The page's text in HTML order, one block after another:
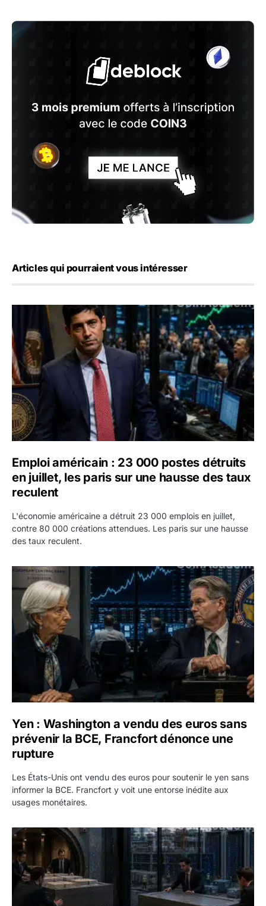
Articles qui pourraient vous intéresser
Emploi américain : 23 000 postes détruits en juillet, les
Emploi américain : 23 000 postes détruits
en juillet, les paris sur une hausse des taux
reculent
L'économie américaine a détruit 23 000 emplois en juillet,
contre 80 000 créations attendues. Les paris sur une hausse
des taux reculent.
Yen : Washington a vendu des euros sans prévenir la
Yen : Washington a vendu des euros sans
prévenir la BCE, Francfort dénonce une
rupture
Les États-Unis ont vendu des euros pour soutenir le yen sans
informer la BCE. Francfort y voit une entorse inédite aux
usages monétaires.
Jane Street négocie le transfert de 11 milliards de